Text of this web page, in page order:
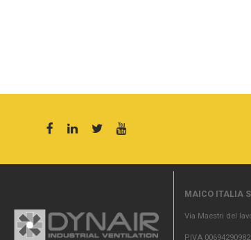
MAICO ITALIA
Via Maestri del
P.IVA